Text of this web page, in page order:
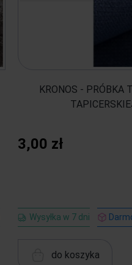
KRONOS - PRÓBKA
3,00 zł
Wysyłka w 7 dni
do koszyka